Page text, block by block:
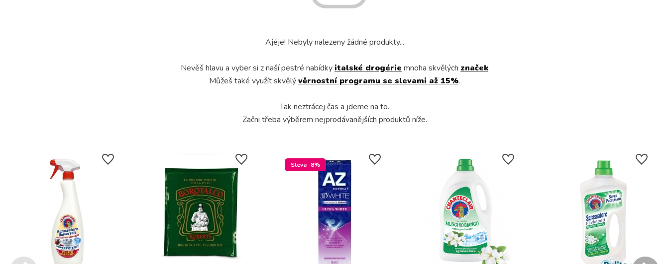
Ajéje! Nebyly nalezeny žádné produkty...
Nevěš hlavu a vyber si z naší pestré nabídky italské drogérie mnoha skvělých značek
Můžeš také využít skvělývěrnostní programu se slevami až 15%.
Tak neztrácej čas a jdeme na to.
Začni třeba výběrem nejprodávanějších produktů níže.
Sleva -8%